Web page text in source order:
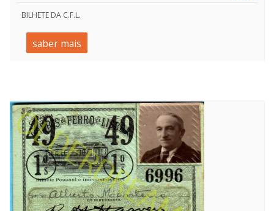
BILHETE DA C.F.L.
saber mais